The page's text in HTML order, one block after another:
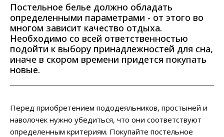
Постельное белье должно обладать
определенными параметрами - от этого во
многом зависит качество отдыха.
Необходимо со всей ответственностью
подойти к выбору принадлежностей для сна,
иначе в скором времени придется покупать
новые.
Перед приобретением пододеяльников, простыней и
наволочек нужно убедиться, что они соответствуют
определенным критериям. Покупайте постельное